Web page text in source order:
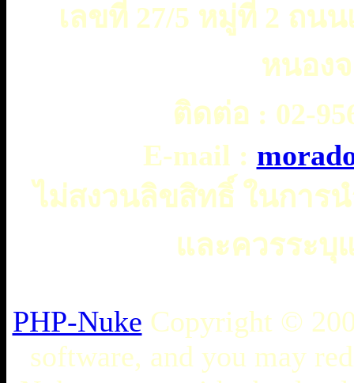
เลขที่ 27/5 หมู่ที่ 2 ถน
หนอง
ติดต่อ : 02-
E-mail :
ไม่สงวนลิขสิทธิ์ ในการ
และควรระบุ
PHP-Nuke Copyright ©
software, and you may